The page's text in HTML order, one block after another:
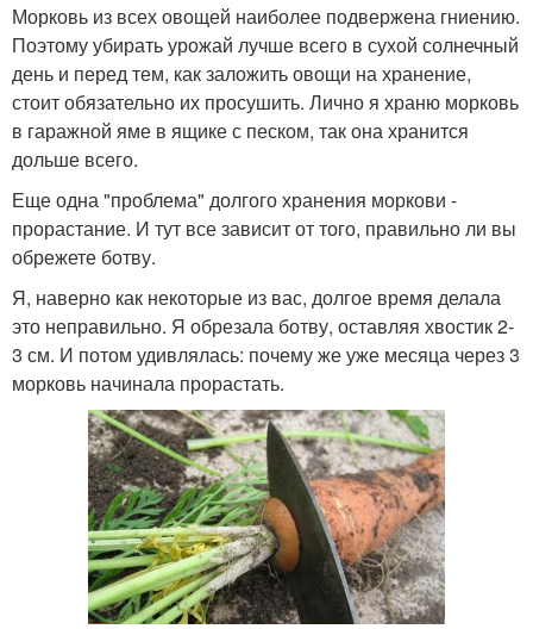
Морковь из всех овощей наиболее подвержена гниению.
Поэтому убирать урожай лучше всего в сухой солнечный
день и перед тем, как заложить овощи на хранение,
стоит обязательно их просушить. Лично я храню морковь
в гаражной яме в ящике с песком, так она хранится
дольше всего.
Еще одна "проблема" долгого хранения моркови -
прорастание. И тут все зависит от того, правильно ли вы
обрежете ботву.
Я, наверно как некоторые из вас, долгое время делала
это неправильно. Я обрезала ботву, оставляя хвостик 2-
3 см. И потом удивлялась: почему же уже месяца через 3
морковь начинала прорастать.